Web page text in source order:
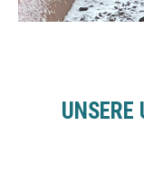
UNSERE